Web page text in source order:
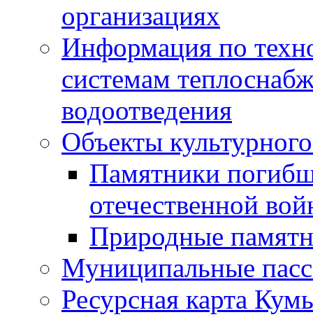
организациях
Информация по
системам
водоотведения
Объекты
Памятники
отечественной
Природные
Муниципальные
Ресурсная карта